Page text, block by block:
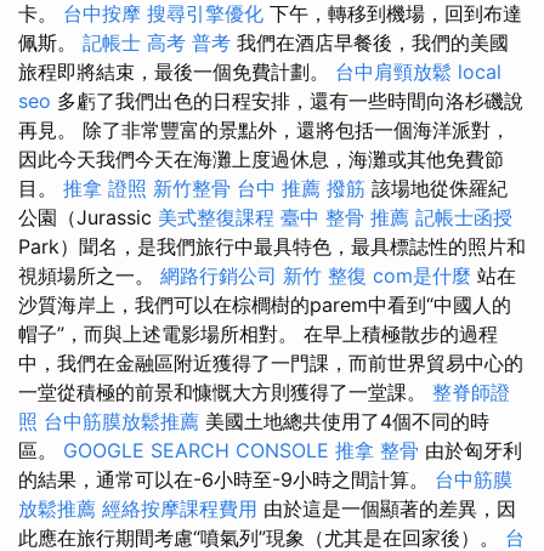
卡。 台中按摩 搜尋引擎優化 下午，轉移到機場，回到布達
佩斯。 記帳士 高考 普考 我們在酒店早餐後，我們的美國
旅程即將結束，最後一個免費計劃。 台中肩頸放鬆 local
seo 多虧了我們出色的日程安排，還有一些時間向洛杉磯說
再見。 除了非常豐富的景點外，還將包括一個海洋派對，
因此今天我們今天在海灘上度過休息，海灘或其他免費節
目。 推拿 證照 新竹整骨 台中 推薦 撥筋 該場地從侏羅紀
公園（Jurassic 美式整復課程 臺中 整骨 推薦 記帳士函授
Park）聞名，是我們旅行中最具特色，最具標誌性的照片和
視頻場所之一。 網路行銷公司 新竹 整復 com是什麼 站在
沙質海岸上，我們可以在棕櫚樹的parem中看到“中國人的
帽子”，而與上述電影場所相對。 在早上積極散步的過程
中，我們在金融區附近獲得了一門課，而前世界貿易中心的
一堂從積極的前景和慷慨大方則獲得了一堂課。 整脊師證
照 台中筋膜放鬆推薦 美國土地總共使用了4個不同的時
區。 GOOGLE SEARCH CONSOLE 推拿 整骨 由於匈牙利
的結果，通常可以在-6小時至-9小時之間計算。 台中筋膜
放鬆推薦 經絡按摩課程費用 由於這是一個顯著的差異，因
此應在旅行期間考慮“噴氣列”現象（尤其是在回家後）。 台